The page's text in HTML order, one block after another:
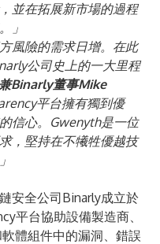
並在拓展新市場的過程
」
風險的需求日增。在此
公司史上的一大里程
Binarly董事Mike
平台擁有獨到優
信心。Gwenyth是一位
，堅持在不犧牲優越技
安全公司Binarly成立於
平台協助設備製造商、
體組件中的漏洞、錯誤